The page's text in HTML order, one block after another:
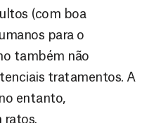
(com boa
para o
também não
tratamentos. A
entanto,
ratos.